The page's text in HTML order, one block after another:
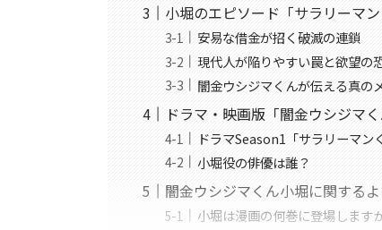
小堀のエピソード「サラリーマ
安易な借金が招く破滅の連鎖
現代人が陥りやすい罠と欲望の
闇金ウシジマくんが伝える真の
ドラマ・映画版「闇金ウシジマ
ドラマSeason1「サラリーマン
小堀役の俳優は誰？
闇金ウシジマくん小堀に関する
小堀は漫画の何巻に登場します